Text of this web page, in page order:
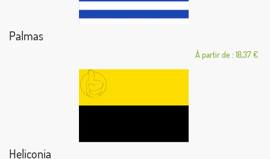
Palmas
À partir de : 18,37 €
Heliconia